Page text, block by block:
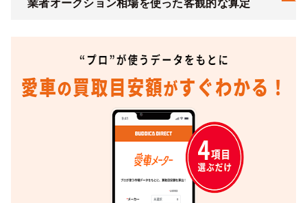
業者オークション相場を使った客観的な算定